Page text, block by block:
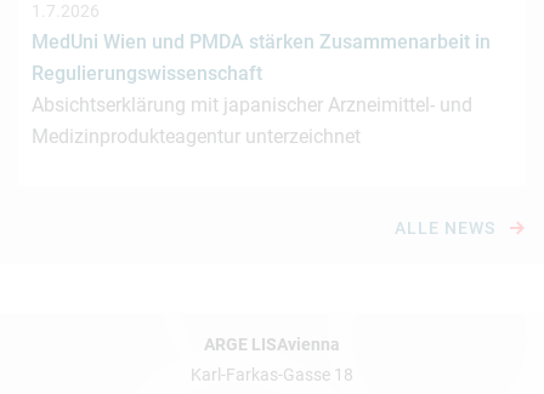
1.7.2026
MedUni Wien und PMDA stärken Zusammenarbeit in
Regulierungswissenschaft
Absichtserklärung mit japanischer Arzneimittel- und
Medizinprodukteagentur unterzeichnet
ALLE NEWS
ARGE LISAvienna
Karl-Farkas-Gasse 18